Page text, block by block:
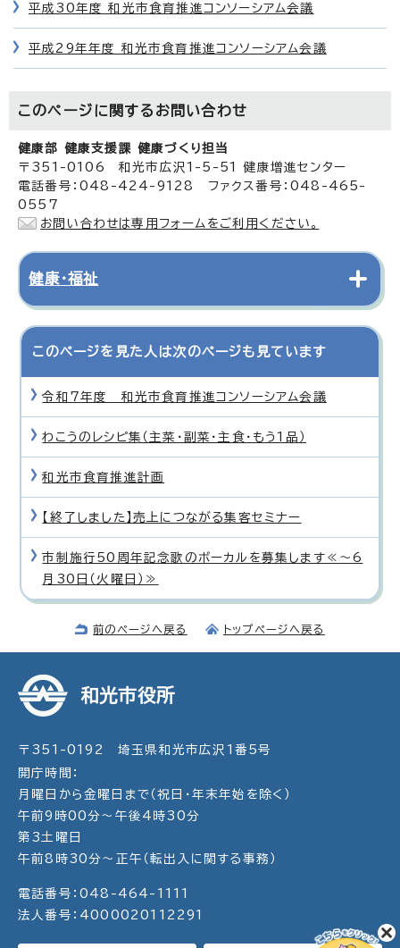
平成30年度 和光市食育推進コンソーシアム会議
平成29年年度 和光市食育推進コンソーシアム会議
このページに関する お問い合わせ
健康部 健康支援課 健康づくり担当
〒351-0106 和光市広沢1-5-51 健康増進センター
電話番号：048-424-9128 ファクス番号：048-465-
0557
お問い合わせは専用フォームをご利用ください。
健康・福祉
このページを見た人は次のページも見ています
令和7年度 和光市食育推進コンソーシアム会議
わこうのレシピ集（主菜・副菜・主食・もう1品）
和光市食育推進計画
【終了しました】売上につながる集客セミナー
市制施行50周年記念歌のボーカルを募集します≪〜6
月30日（火曜日）≫
前のページへ戻る トップページへ戻る
和光市役所
〒351-0192 埼玉県和光市広沢1番5号
開庁時間：
月曜日から金曜日まで（祝日・年末年始を除く）
午前9時00分～午後4時30分
第3土曜日
午前8時30分～正午（転出入に関する事務）
電話番号：048-464-1111
法人番号：4000020112291